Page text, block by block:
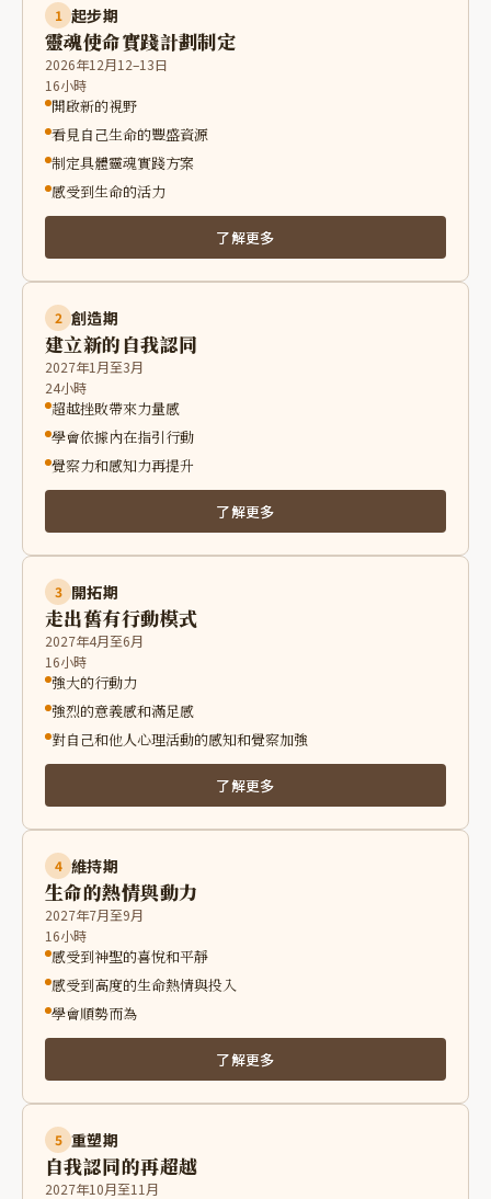
1 起步期
靈魂使命實踐計劃制定
2026年12月12–13日
16小時
開啟新的視野
看見自己生命的豐盛資源
制定具體靈魂實踐方案
感受到生命的活力
了解更多
2 創造期
建立新的自我認同
2027年1月至3月
24小時
超越挫敗帶來力量感
學會依據內在指引行動
覺察力和感知力再提升
了解更多
3 開拓期
走出舊有行動模式
2027年4月至6月
16小時
強大的行動力
強烈的意義感和滿足感
對自己和他人心理活動的感知和覺察加強
了解更多
4 維持期
生命的熱情與動力
2027年7月至9月
16小時
感受到神聖的喜悅和平靜
感受到高度的生命熱情與投入
學會順勢而為
了解更多
5 重塑期
自我認同的再超越
2027年10月至11月